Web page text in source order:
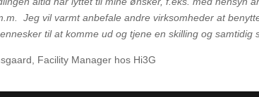
Jeg vil varmt anbefale andre virksomheder at
til at komme ud og tjene en skilling og samtidig
Facility Manager hos Hi3G